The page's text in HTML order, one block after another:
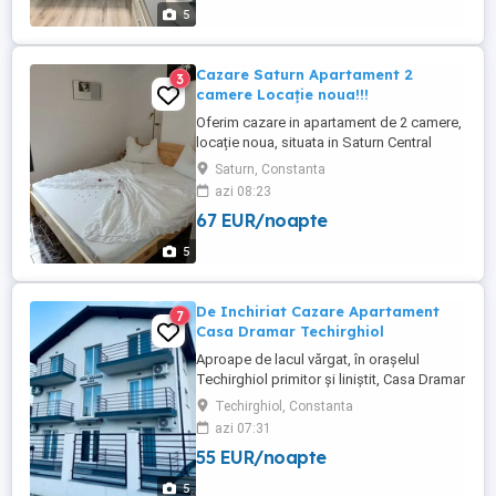
5
5
3
Cazare Saturn Apartament 2
camere Locație noua!!!
Oferim cazare in apartament de 2 camere,
locație noua, situata in Saturn Central
Residence, langa malul marii, toate
utilitățile. Prețul variază în funcție de
numărul de persoane și perioada
Saturn, Constanta
azi 08:23
67 EUR/noapte
5
7
De Inchiriat Cazare Apartament
Casa Dramar Techirghiol
Aproape de lacul vărgat, în orașelul
Techirghiol primitor și liniștit, Casa Dramar
își deschide porțile cu mult entuziasm și
dorința de a oferi oaspeților vacanțe de
neuitat. Casa Dramar vă pune la dispoziție
apartamente confortabile și moderne.
Techirghiol, Constanta
azi 07:31
55 EUR/noapte